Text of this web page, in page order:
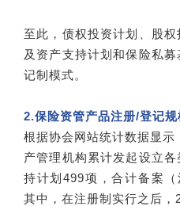
至此，债权投资计划、股权
及资产支持计划和保险私
记制模式。
2.保险资管产品注册/登记
根据协会网站统计数据显
产管理机构累计发起设立
持计划499项，合计备案（
其中，在注册制实行之后